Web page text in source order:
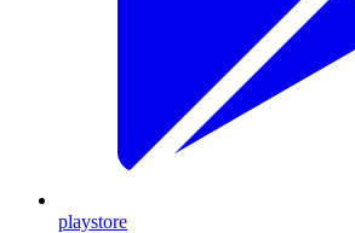
playstore